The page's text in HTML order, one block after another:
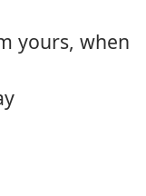
yours, when